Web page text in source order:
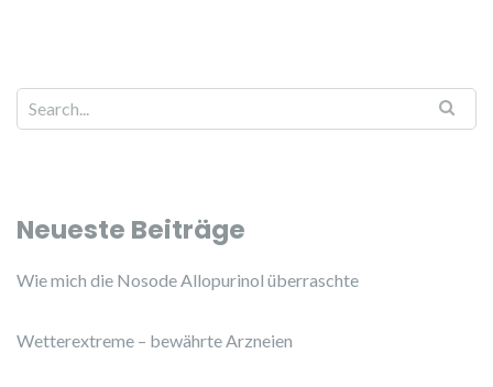
Search for:
Neueste Beiträge
Wie mich die Nosode Allopurinol überraschte
Wetterextreme – bewährte Arzneien